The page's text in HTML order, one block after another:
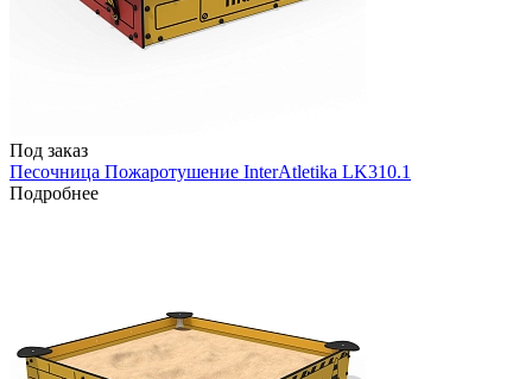
Под заказ
Песочница Пожаротушение InterAtletika LK310.1
Подробнее